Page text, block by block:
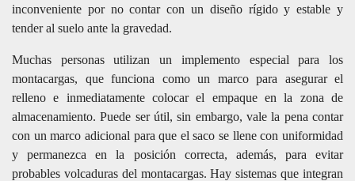
inconveniente por no contar con un diseño rígido y estable y
tender al suelo ante la gravedad.
Muchas personas utilizan un implemento especial para los
montacargas, que funciona como un marco para asegurar el
relleno e inmediatamente colocar el empaque en la zona de
almacenamiento. Puede ser útil, sin embargo, vale la pena contar
con un marco adicional para que el saco se llene con uniformidad
y permanezca en la posición correcta, además, para evitar
probables volcaduras del montacargas. Hay sistemas que integran